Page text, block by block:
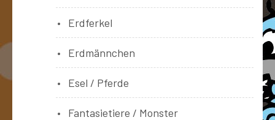
Erdferkel
Erdmännchen
Esel / Pferde
Fantasietiere / Monster